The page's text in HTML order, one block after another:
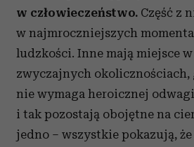
w człowieczeństwo. Część z
w najmroczniejszych
ludzkości. Inne mają miejsce w
zwyczajnych okolicznościach,
nie wymaga heroicznej
i tak pozostają obojętne na
jedno – wszystkie pokazują,